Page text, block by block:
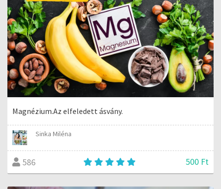
Magnézium.Az elfeledett ásvány.
Sinka Miléna
586 500 Ft